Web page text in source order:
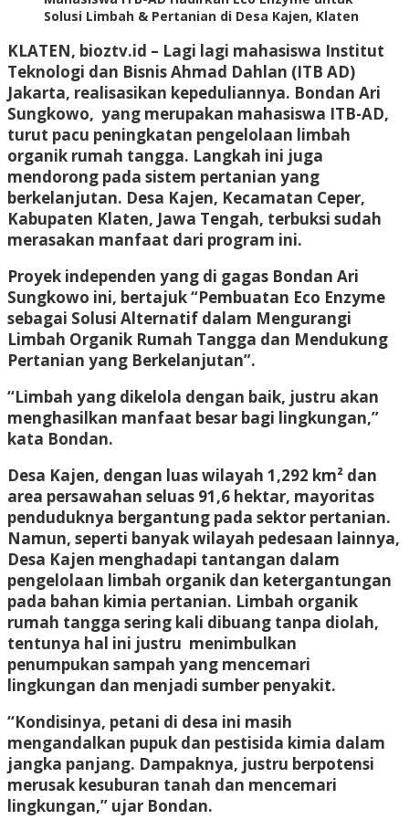
Solusi Limbah & Pertanian di Desa Kajen, Klaten
KLATEN, bioztv.id – Lagi lagi mahasiswa Institut
Teknologi dan Bisnis Ahmad Dahlan (ITB AD)
Jakarta, realisasikan kepeduliannya. Bondan Ari
Sungkowo, yang merupakan mahasiswa ITB-AD,
turut pacu peningkatan pengelolaan limbah
organik rumah tangga. Langkah ini juga
mendorong pada sistem pertanian yang
berkelanjutan. Desa Kajen, Kecamatan Ceper,
Kabupaten Klaten, Jawa Tengah, terbuksi sudah
merasakan manfaat dari program ini.
Proyek independen yang di gagas Bondan Ari
Sungkowo ini, bertajuk “Pembuatan Eco Enzyme
sebagai Solusi Alternatif dalam Mengurangi
Limbah Organik Rumah Tangga dan Mendukung
Pertanian yang Berkelanjutan”.
“Limbah yang dikelola dengan baik, justru akan
menghasilkan manfaat besar bagi lingkungan,”
kata Bondan.
Desa Kajen, dengan luas wilayah 1,292 km² dan
area persawahan seluas 91,6 hektar, mayoritas
penduduknya bergantung pada sektor pertanian.
Namun, seperti banyak wilayah pedesaan lainnya,
Desa Kajen menghadapi tantangan dalam
pengelolaan limbah organik dan ketergantungan
pada bahan kimia pertanian. Limbah organik
rumah tangga sering kali dibuang tanpa diolah,
tentunya hal ini justru menimbulkan
penumpukan sampah yang mencemari
lingkungan dan menjadi sumber penyakit.
“Kondisinya, petani di desa ini masih
mengandalkan pupuk dan pestisida kimia dalam
jangka panjang. Dampaknya, justru berpotensi
merusak kesuburan tanah dan mencemari
lingkungan,” ujar Bondan.